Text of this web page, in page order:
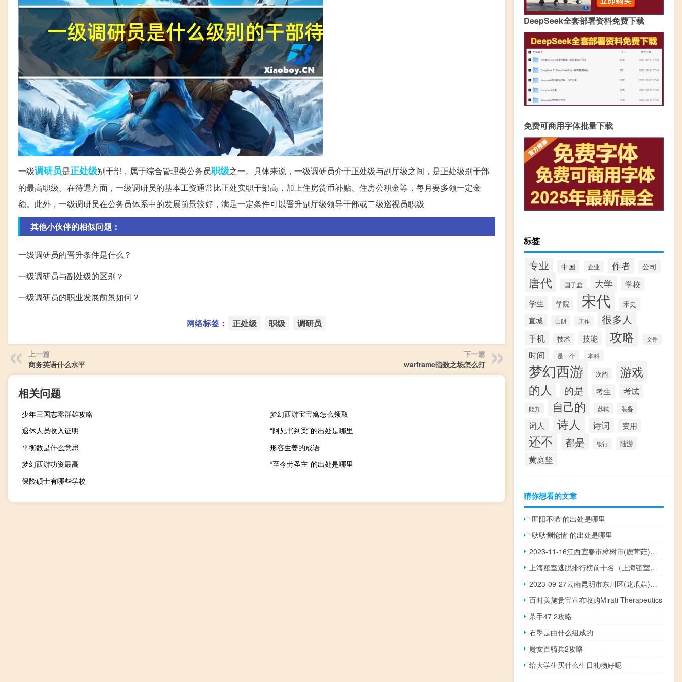
一级调研员是正处级别干部，属于综合管理类公务员职级之一。具体来说，一级调研员介于正处级与副厅级之间，是正处级别干部
的最高职级。在待遇方面，一级调研员的基本工资通常比正处实职干部高，加上住房货币补贴、住房公积金等，每月要多领一定金
额。此外，一级调研员在公务员体系中的发展前景较好，满足一定条件可以晋升副厅级领导干部或二级巡视员职级
其他小伙伴的相似问题：
一级调研员的晋升条件是什么？
一级调研员与副处级的区别？
一级调研员的职业发展前景如何？
网络标签： 正处级 职级 调研员
上一篇
商务英语什么水平
下一篇
warframe指数之场怎么打
相关问题
少年三国志零群雄攻略
梦幻西游宝宝窝怎么领取
退休人员收入证明
“阿兄书到梁”的出处是哪里
平衡数是什么意思
形容生姜的成语
梦幻西游功资最高
“至今劳圣主”的出处是哪里
保险硕士有哪些学校
DeepSeek全套部署资料免费下载
免费可商用字体批量下载
标签
专业 中国 企业 作者 公司
唐代 国子监 大学
学校
学生
学院 宋代 宋史
宣城 山阴 工作 很多人
手机 技术 技能 攻略 文件
时间 是一个 本科
梦幻西游 次韵
游戏
的人
的是 考生 考试
能力 自己的 苏轼 装备
词人 诗人 诗词 费用
还不 都是 银行 陆游
黄庭坚
猜你想看的文章
“匪阳不晞”的出处是哪里
“耿耿恻怆情”的出处是哪里
2023-11-16江西宜春市樟树市(鹿茸菇)的报价是多少
上海密室逃脱排行榜前十名（上海密室逃脱）
2023-09-27云南昆明市东川区(龙爪菇)的报价是多少
百时美施贵宝宣布收购Mirati Therapeutics
杀手47 2攻略
石墨是由什么组成的
魔女百骑兵2攻略
给大学生买什么生日礼物好呢